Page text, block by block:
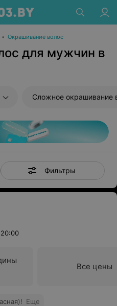
• Окрашивание волос
для мужчин в
Сложное окрашивание
Фильтры
Все цены
Еще